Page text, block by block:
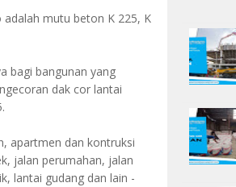
mutu beton K 225, K
bagi bangunan yang
dak cor lantai
apartmen dan kontruksi
jalan perumahan, jalan
lantai gudang dan lain -